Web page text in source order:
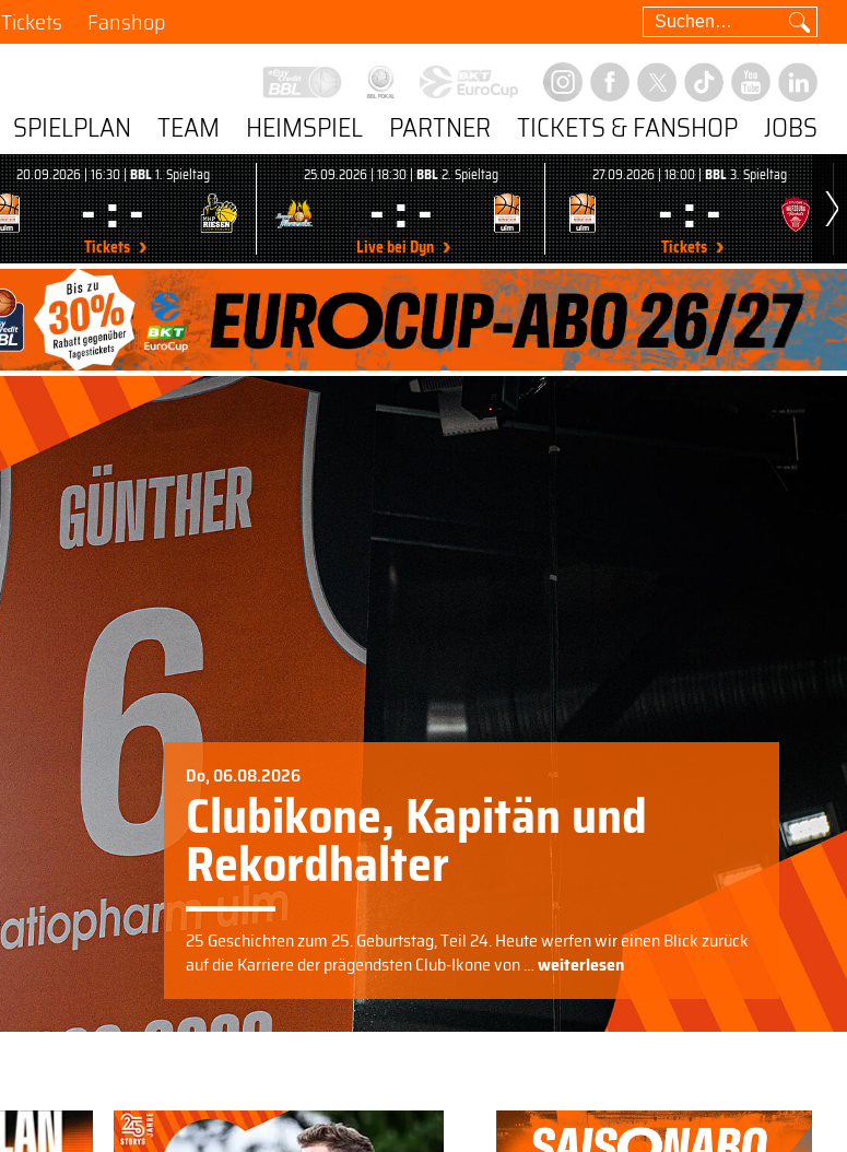
Tickets Fanshop
SPIELPLAN TEAM HEIMSPIEL PARTNER TICKETS & FANSHOP JOBS
20.09.2026 | 16:30 |BBL1. Spieltag
- : -
Tickets
25.09.2026 | 18:30 |BBL2. Spieltag
- : -
Live bei Dyn
27.09.2026 | 18:00 |BBL3. Spieltag
- : -
Tickets
Do, 06.08.2026
Clubikone, Kapitän und
Rekordhalter
25 Geschichten zum 25. Geburtstag, Teil 24. Heute werfen wir einen Blick zurück
auf die Karriere der prägendsten Club-Ikone von …weiterlesen